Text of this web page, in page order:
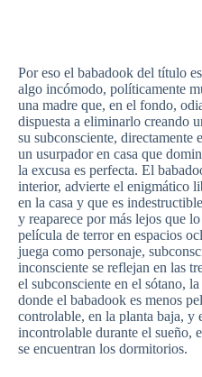
Por eso el babadook del título
algo incómodo, políticamente
una madre que, en el fondo,
dispuesta a eliminarlo creando
su subconsciente, directamente
un usurpador en casa que
la excusa es perfecta. El
interior, advierte el enigmático
en la casa y que es
y reaparece por más lejos que
película de terror en espacios
juega como personaje,
inconsciente se reflejan en las
el subconsciente en el sótano,
donde el babadook es menos
controlable, en la planta baja, y
incontrolable durante el sueño,
se encuentran los dormitorios.